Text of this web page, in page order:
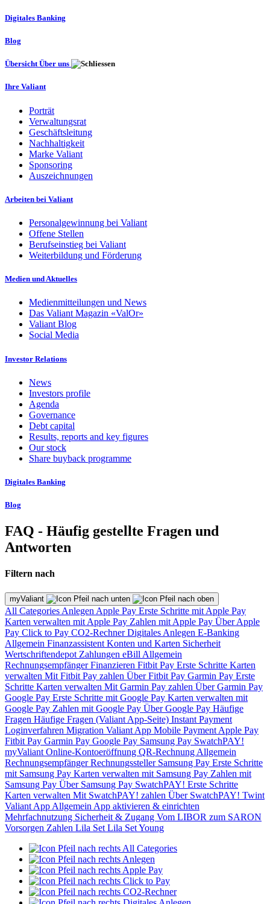
Digitales Banking
Blog
Übersicht Über uns
Ihre Valiant
Porträt
Verwaltungsrat
Geschäftsleitung
Nachhaltigkeit
Marke Valiant
Sponsoring
Auszeichnungen
Arbeiten bei Valiant
Personalgewinnung bei Valiant
Offene Stellen
Berufseinstieg bei Valiant
Weiterbildung und Förderung
Medien und Aktuelles
Medienmitteilungen und News
Das Valiant Magazin «ValOr»
Valiant Blog
Social Media
Investor Relations
News
Investors profile
Agenda
Governance
Debt capital
Results, reports and key figures
Our stock
Share buyback programme
Digitales Banking
Blog
FAQ - Häufig gestellte Fragen und
Antworten
Filtern nach
myValiant
All Categories Anlegen Apple Pay Erste Schritte mit Apple Pay
Karten verwalten mit Apple Pay Zahlen mit Apple Pay Über Apple
Pay Click to Pay CO2-RechnerDigitales Anlegen E-Banking
Allgemein Finanzassistent Konten und Karten Sicherheit
Wertschriftendepot Zahlungen eBill Allgemein
RechnungsempfängerFinanzieren Fitbit Pay Erste Schritte Karten
verwalten Mit Fitbit Pay zahlen Über Fitbit Pay Garmin Pay Erste
Schritte Karten verwalten Mit Garmin Pay zahlen Über Garmin Pay
Google Pay Erste Schritte mit Google Pay Karten verwalten mit
Google Pay Zahlen mit Google Pay Über Google Pay Häufige
Fragen Häufige Fragen (Valiant App-Seite) Instant Payment
Loginverfahren Migration Valiant App Mobile Payment Apple Pay
Fitbit Pay Garmin Pay Google Pay Samsung Pay SwatchPAY!
myValiant Online-Kontoeröffnung QR-Rechnung Allgemein
RechnungsempfängerRechnungssteller Samsung Pay Erste Schritte
mit Samsung Pay Karten verwalten mit Samsung Pay Zahlen mit
Samsung Pay Über Samsung Pay SwatchPAY! Erste Schritte
Karten verwalten Mit SwatchPAY! zahlen Über SwatchPAY! Twint
Valiant App Allgemein App aktivieren & einrichten
Mehrfachnutzung Sicherheit & Zugang Vom LIBOR zum SARON
Vorsorgen Zahlen Lila Set Lila Set Young
All Categories
Anlegen
Apple Pay
Click to Pay
CO2-Rechner